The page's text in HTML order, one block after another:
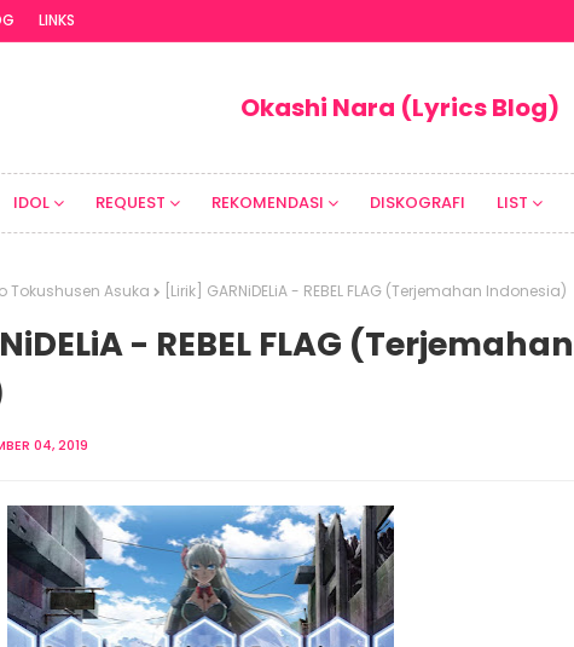
LINKS
Okashi Nara (Lyrics Blog)
IDOL REQUEST REKOMENDASI DISKOGRAFI LIST
Tokushusen Asuka [Lirik] GARNiDELiA - REBEL FLAG (Terjemahan Indonesia)
- REBEL FLAG (Terjemahan
04, 2019